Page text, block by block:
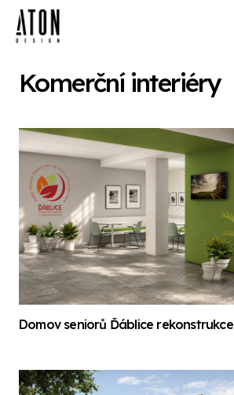
Komerční interiéry
Domov seniorů Ďáblice rekonstrukce